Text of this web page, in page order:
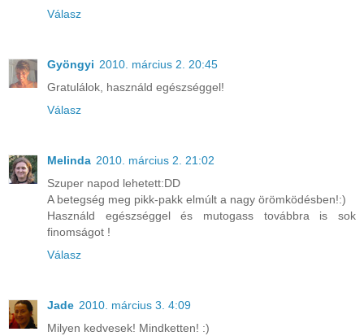
Válasz
Gyöngyi 2010. március 2. 20:45
Gratulálok, használd egészséggel!
Válasz
Melinda 2010. március 2. 21:02
Szuper napod lehetett:DD
A betegség meg pikk-pakk elmúlt a nagy örömködésben!:)
Használd egészséggel és mutogass továbbra is sok
finomságot !
Válasz
Jade 2010. március 3. 4:09
Milyen kedvesek! Mindketten! :)